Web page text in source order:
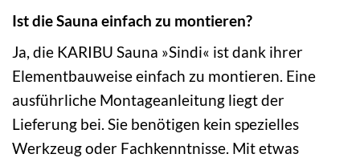
Ist die Sauna einfach zu montieren?
Ja, die KARIBU Sauna »Sindi« ist dank ihrer
Elementbauweise einfach zu montieren. Eine
ausführliche Montageanleitung liegt der
Lieferung bei. Sie benötigen kein spezielles
Werkzeug oder Fachkenntnisse. Mit etwas